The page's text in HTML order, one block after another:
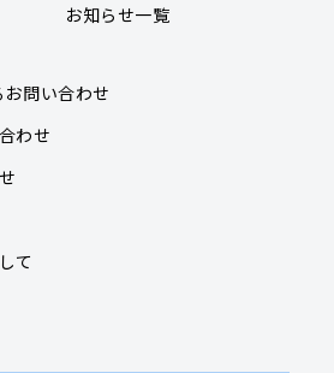
お知らせ一覧
問い合わせ
わせ
て